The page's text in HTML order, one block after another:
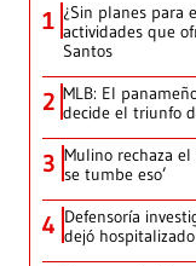
1 ¿Sin planes para
actividades que
Santos
2 MLB: El
decide el triunfo
3 Mulino rechaza el
se tumbe eso’
4 Defensoría
dejó